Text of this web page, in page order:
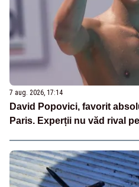
7 aug. 2026, 17:14
David Popovici, favorit
Paris. Experții nu văd rival